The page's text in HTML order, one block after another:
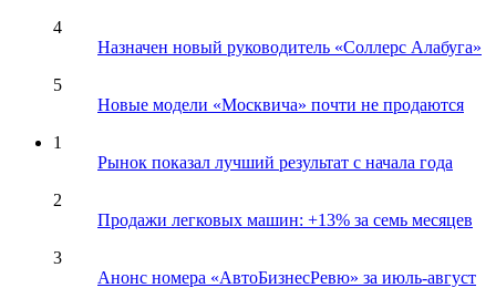
4
Назначен новый руководитель «Соллерс Алабуга»
5
Новые модели «Москвича» почти не продаются
1
Рынок показал лучший результат с начала года
2
Продажи легковых машин: +13% за семь месяцев
3
Анонс номера «АвтоБизнесРевю» за июль-август